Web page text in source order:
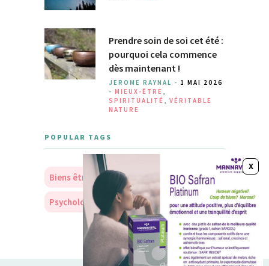
Prendre soin de soi cet été :
pourquoi cela commence
dès maintenant !
JEROME RAYNAL - 1 MAI 2026
- MIEUX-ÊTRE ,
SPIRITUALITÉ , VÉRITABLE
NATURE
POPULAR TAGS
Biens être Soins Nourriture
Psychologie Personnalité